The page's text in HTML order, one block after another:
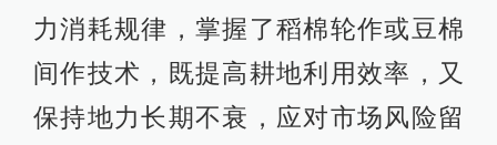
力消耗规律，掌握了稻棉轮作或豆棉
间作技术，既提高耕地利用效率，又
保持地力长期不衰，应对市场风险留